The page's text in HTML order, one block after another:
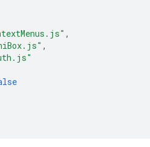
,
,